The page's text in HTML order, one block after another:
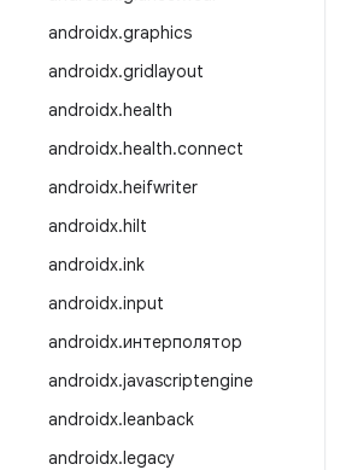
androidx.graphics
androidx.gridlayout
androidx.health
androidx.health.connect
androidx.heifwriter
androidx.hilt
androidx.ink
androidx.input
androidx.интерполятор
androidx.javascriptengine
androidx.leanback
androidx.legacy